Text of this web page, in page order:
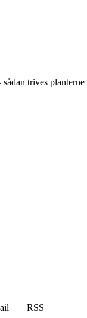
trives
RSS